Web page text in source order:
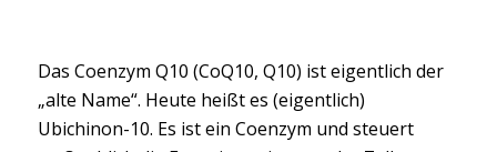
Das Coenzym Q10 (CoQ10, Q10) ist eigentlich der
„alte Name“. Heute heißt es (eigentlich)
Ubichinon-10. Es ist ein Coenzym und steuert